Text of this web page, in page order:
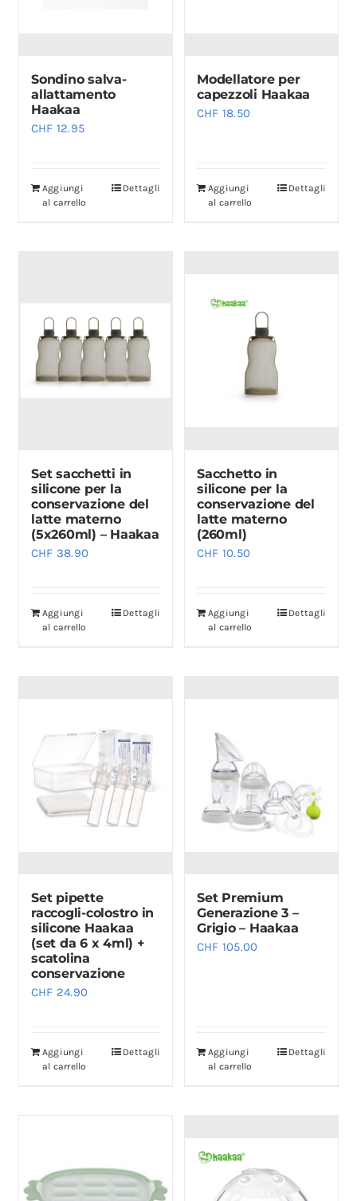
Sondino salva-
allattamento
Haakaa
CHF 12.95
Aggiungi
al carrello
Dettagli
Modellatore per
capezzoli Haakaa
CHF 18.50
Aggiungi
al carrello
Dettagli
Set sacchetti in
silicone per la
conservazione del
latte materno
(5x260ml) – Haakaa
CHF 38.90
Aggiungi
al carrello
Dettagli
Sacchetto in
silicone per la
conservazione del
latte materno
(260ml)
CHF 10.50
Aggiungi
al carrello
Dettagli
Set pipette
raccogli-colostro in
silicone Haakaa
(set da 6 x 4ml) +
scatolina
conservazione
CHF 24.90
Aggiungi
al carrello
Dettagli
Set Premium
Generazione 3 –
Grigio – Haakaa
CHF 105.00
Aggiungi
al carrello
Dettagli